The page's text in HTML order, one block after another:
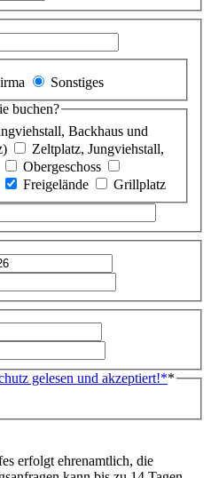
Sonstiges
buchen?
Backhaus und
Zeltplatz, Jungviehstall,
Obergeschoss
Freigelände
Grillplatz
gelesen und akzeptiert!**
erfolgt ehrenamtlich, die